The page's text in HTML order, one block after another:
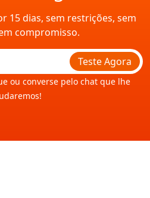
15 dias, sem restrições, sem
compromisso.
Teste Agora
ou converse pelo chat que lhe